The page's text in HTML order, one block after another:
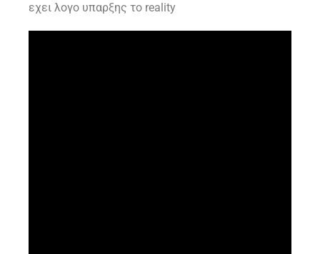
εχει λογο υπαρξης το reality